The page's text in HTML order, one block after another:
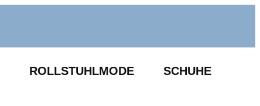
ROLLSTUHLMODE SCHUHE